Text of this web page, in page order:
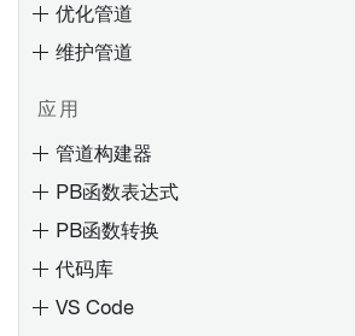
设置批量同步
设置流式同步
安装远程代理
为 4.6C/620/640 安装远程代
安装修补包
配置 SLT（SAP Landscape
Transformation Replication
使用 Pipeline Builder 创建数
据集批处理管道
使用Pipeline Builder创建媒体
优化管道
调试失败的管道
调试失败的流
排查内存不足（OOM）出错
排查计划
维护管道
应用
管道构建器
PB函数表达式
PB函数转换
代码库
VS Code